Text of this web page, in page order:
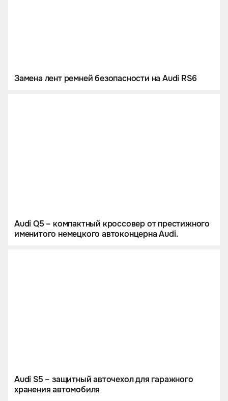
Замена лент ремней безопасности на Audi RS6
Audi Q5 – компактный кроссовер от престижного
именитого немецкого автоконцерна Audi.
Audi S5 – защитный авточехол для гаражного
хранения автомобиля